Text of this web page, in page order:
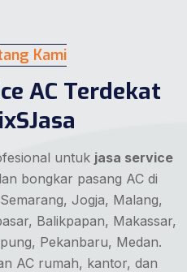
Kami
AC Terdekat
untuk jasa service
bongkar pasang AC di
Jogja, Malang,
Balikpapan, Makassar,
Pekanbaru, Medan.
AC rumah, kantor, dan